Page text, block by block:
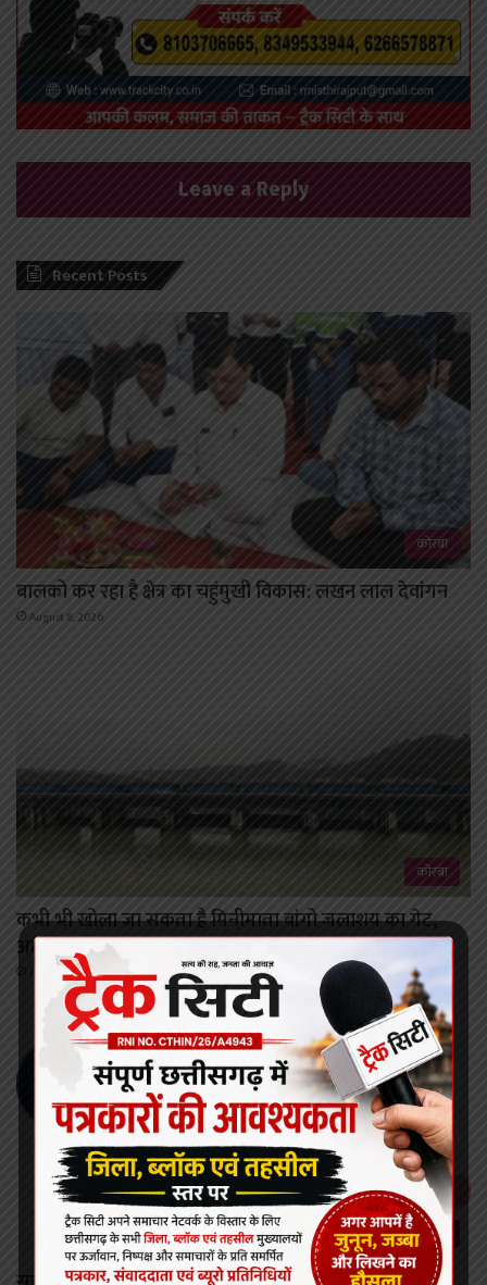
Leave a Reply
Recent Posts
कोरबा
बालको कर रहा है क्षेत्र का चहुंमुखी विकास: लखन लाल देवांगन
August 8, 2026
कोरबा
कभी भी खोला जा सकता है मिनीमाता बांगो जलाशय का गेट,
अलर्ट जारी।
August 8, 2026
छत्तीसगढ़